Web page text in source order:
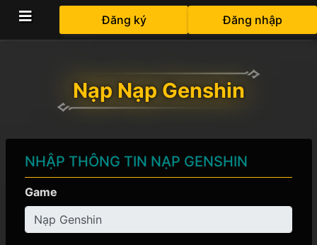
Đăng ký Đăng nhập
Nạp Nạp Genshin
NHẬP THÔNG TIN NẠP GENSHIN
Game